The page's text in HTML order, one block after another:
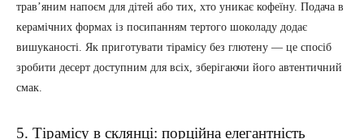
трав’яним напоєм для дітей або тих, хто уникає кофеїну. Подача в
керамічних формах із посипанням тертого шоколаду додає
вишуканості. Як приготувати тірамісу без глютену — це спосіб
зробити десерт доступним для всіх, зберігаючи його автентичний
смак.
5. Тірамісу в склянці: порційна елегантність